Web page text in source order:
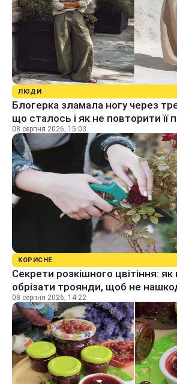
ЛЮДИ
Блогерка зламала ногу через
що сталось і як не повторити її
08 серпня 2026, 15:03
КОРИСНЕ
Секрети розкішного цвітіння:
обрізати троянди, щоб не
08 серпня 2026, 14:22